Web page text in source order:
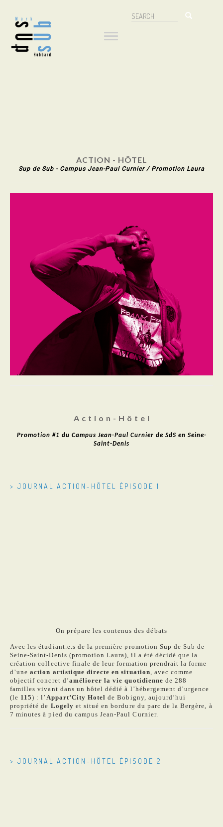
contenu
principal
Search
Navigation
principale
ACTION - HÔTEL
Sup de Sub - Campus Jean-Paul Curnier / Promotion Laura
A c t i o n - H ô t e l
Promotion #1 du Campus Jean-Paul Curnier de SdS en Seine-
Saint-Denis
> JOURNAL ACTION-HÔTEL ÉPISODE 1
On prépare les contenus des débats
Avec les étudiant.e.s de la première promotion Sup de Sub de
Seine-Saint-Denis (promotion Laura), il a été décidé que la
création collective finale de leur formation prendrait la forme
d’uneaction artistique directe en situation, avec comme
objectif concret d’améliorer la vie quotidienne de 288
familles vivant dans un hôtel dédié à l’hébergement d’urgence
(le 115) : l’ Appart’City Hotelde Bobigny, aujourd’hui
propriété de Logely et situé en bordure du parc de la Bergère, à
7 minutes à pied du campus Jean-Paul Curnier.
> JOURNAL ACTION-HÔTEL ÉPISODE 2